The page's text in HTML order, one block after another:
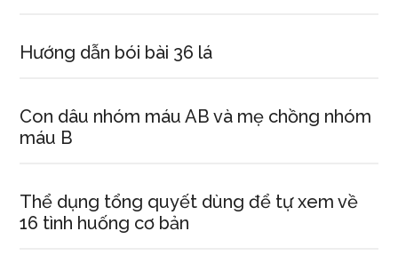
Hướng dẫn bói bài 36 lá
Con dâu nhóm máu AB và mẹ chồng nhóm
máu B
Thể dụng tổng quyết dùng để tự xem về
16 tình huống cơ bản